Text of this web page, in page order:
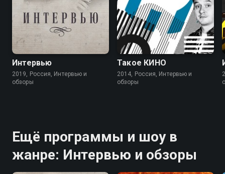
Интервью
2019, Россия, Интервью и
обзоры
Такое КИНО
2014, Россия, Интервью и
обзоры
Ещё программы и шоу в
жанре: Интервью и обзоры